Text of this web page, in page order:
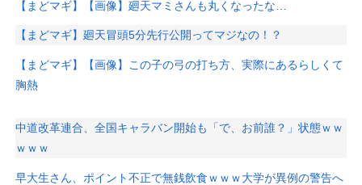
【まどマギ】【画像】廻天マミさんも丸くなったな…
【まどマギ】廻天冒頭5分先行公開ってマジなの！？
【まどマギ】【画像】この子の弓の打ち方、実際にあるらしくて
胸熱
中道改革連合、全国キャラバン開始も「で、お前誰？」状態ｗｗ
ｗｗｗ
早大生さん、ポイント不正で無銭飲食ｗｗｗ大学が異例の警告へ